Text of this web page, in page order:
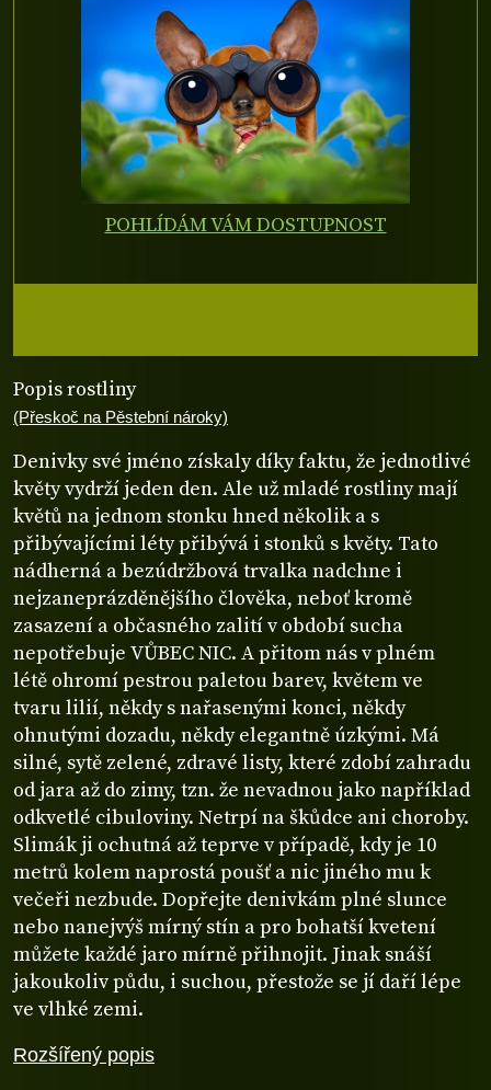
Rozšířený popis
Popis rostliny
(Přeskoč na Pěstební nároky)
Denivky své jméno získaly díky faktu, že jednotlivé
květy vydrží jeden den. Ale už mladé rostliny mají
květů na jednom stonku hned několik a s
přibývajícími léty přibývá i stonků s květy. Tato
nádherná a bezúdržbová trvalka nadchne i
nejzaneprázděnějšího člověka, neboť kromě
zasazení a občasného zalití v období sucha
nepotřebuje VŮBEC NIC. A přitom nás v plném
létě ohromí pestrou paletou barev, květem ve
tvaru lilií, někdy s nařasenými konci, někdy
ohnutými dozadu, někdy elegantně úzkými. Má
silné, sytě zelené, zdravé listy, které zdobí zahradu
od jara až do zimy, tzn. že nevadnou jako například
odkvetlé cibuloviny. Netrpí na škůdce ani choroby.
Slimák ji ochutná až teprve v případě, kdy je 10
metrů kolem naprostá poušť a nic jiného mu k
večeři nezbude. Dopřejte denivkám plné slunce
nebo nanejvýš mírný stín a pro bohatší kvetení
můžete každé jaro mírně přihnojit. Jinak snáší
jakoukoliv půdu, i suchou, přestože se jí daří lépe
ve vlhké zemi.
POHLÍDÁM VÁM DOSTUPNOST